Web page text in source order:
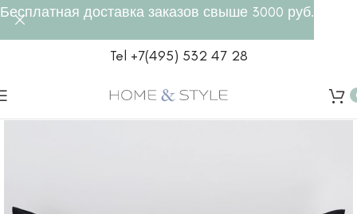
Tel +7(495) 532 47 28
Бесплатная доставка заказов свыше 3000 руб.